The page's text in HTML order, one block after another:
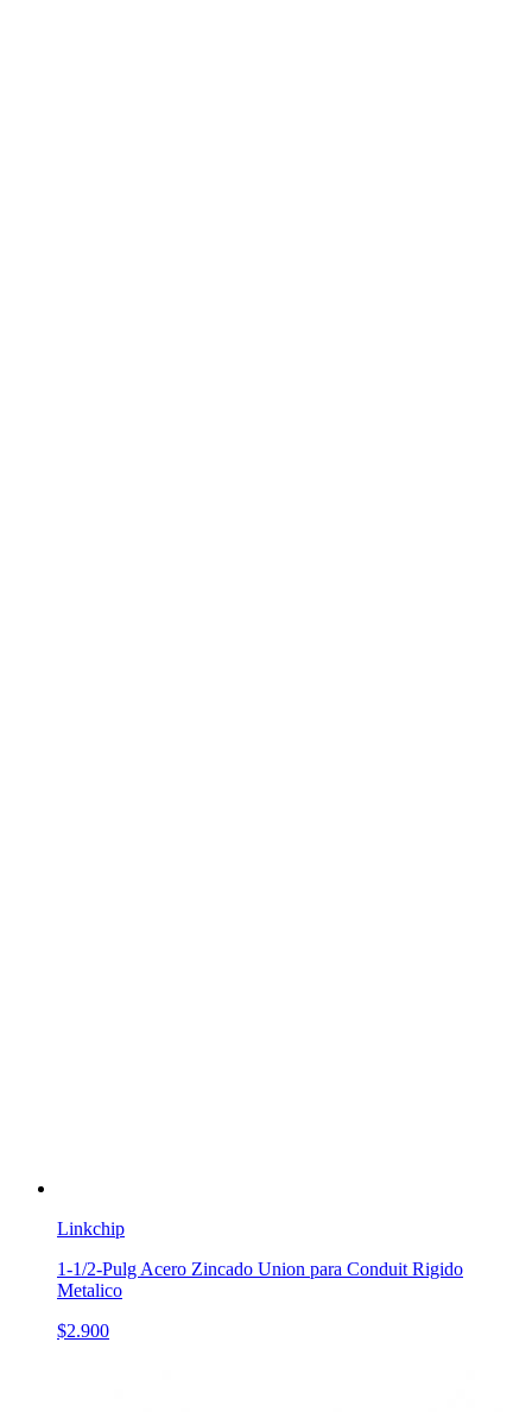
Linkchip
1-1/2-Pulg Acero Zincado Union para Conduit Rigido
Metalico
$2.900